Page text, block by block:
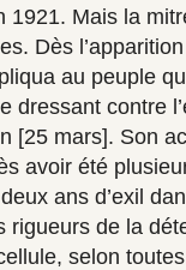
1921. Mais la
Dès
au peuple
dressant contre
[25 mars]. Son
avoir été
ans d’exil
rigueurs de la
selon